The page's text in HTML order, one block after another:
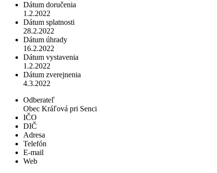
Dátum doručenia
1.2.2022
Dátum splatnosti
28.2.2022
Dátum úhrady
16.2.2022
Dátum vystavenia
1.2.2022
Dátum zverejnenia
4.3.2022
Odberateľ
Obec Kráľová pri Senci
IČO
DIČ
Adresa
Telefón
E-mail
Web